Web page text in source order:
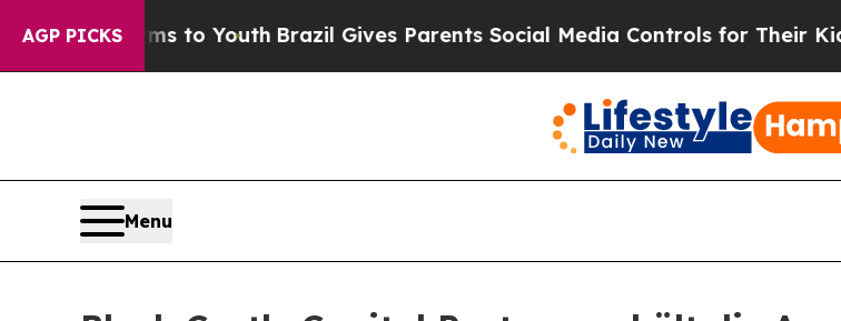
AGP PICKS
Harms to YouthBrazil Gives Parents Social Media Controls for Their Kids.
Menu